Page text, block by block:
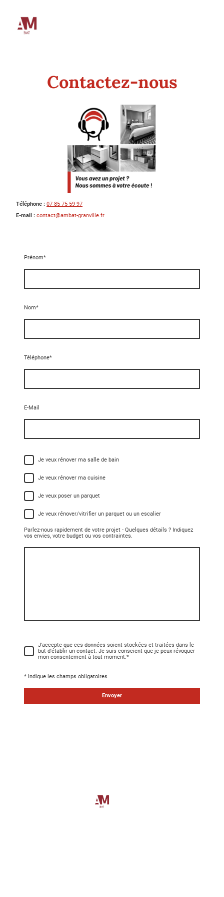
Contactez-nous
Téléphone : 07 85 75 59 97
E-mail : contact@ambat-granville.fr
Prénom*
Nom*
Téléphone*
E-Mail
Je veux rénover ma salle de bain
Je veux rénover ma cuisine
Je veux poser un parquet
Je veux rénover/vitrifier un parquet ou un escalier
Parlez-nous rapidement de votre projet - Quelques détails ? Indiquez
vos envies, votre budget ou vos contraintes.
J'accepte que ces données soient stockées et traitées dans le
but d'établir un contact. Je suis conscient que je peux révoquer
mon consentement à tout moment.*
* Indique les champs obligatoires
Envoyer